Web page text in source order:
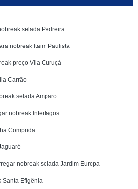
selada Pedreira
nobreak Itaim Paulista
preço Vila Curuçá
Carrão
selada Amparo
nobreak Interlagos
Comprida
nobreak selada Jardim Europa
Santa Efigênia